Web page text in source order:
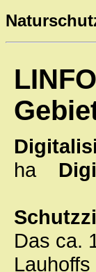
ha
Das ca.